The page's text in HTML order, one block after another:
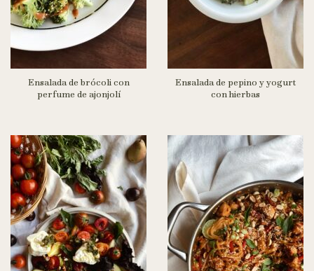
Ensalada de brócoli con
perfume de ajonjolí
Ensalada de pepino y yogurt
con hierbas